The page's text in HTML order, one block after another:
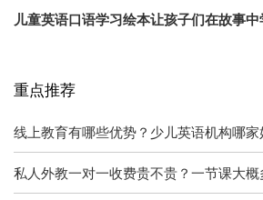
儿童英语口语学习绘本让孩子们在故事
重点推荐
线上教育有哪些优势？少儿英语机构哪家
私人外教一对一收费贵不贵？一节课大概